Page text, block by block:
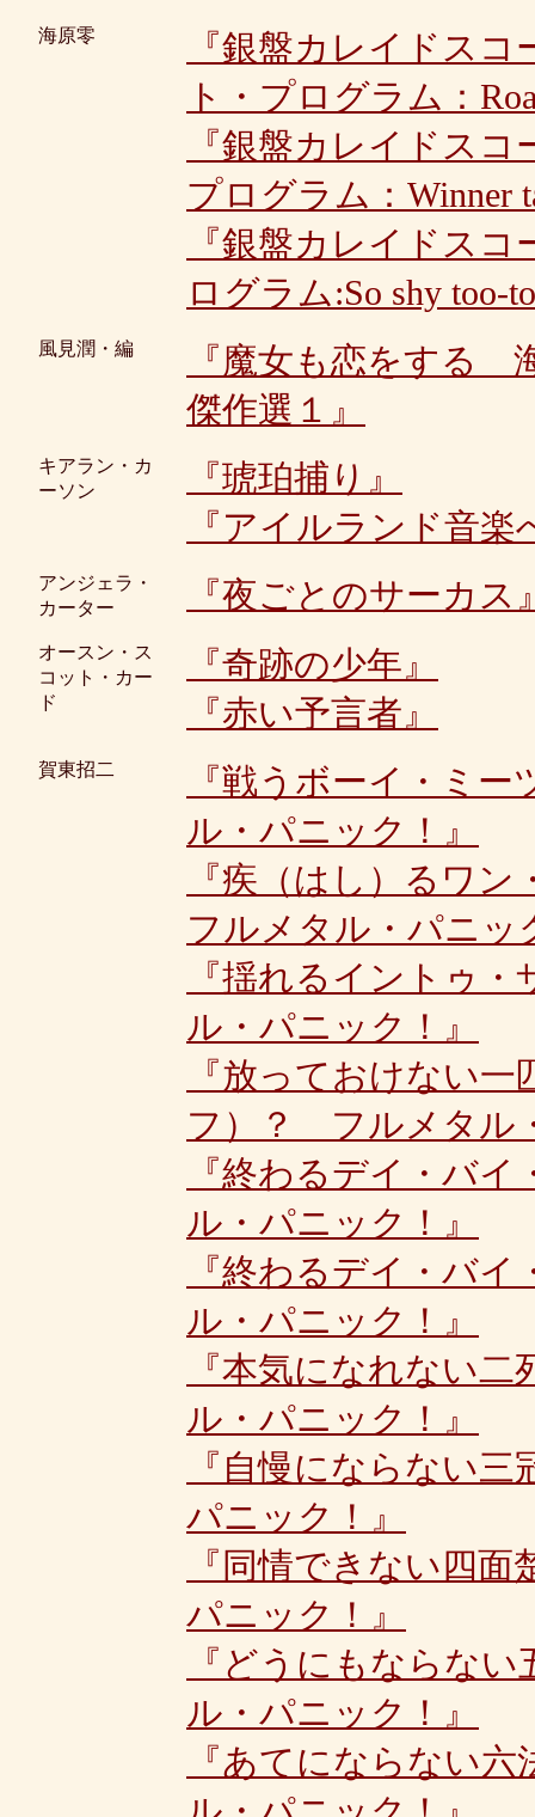
海原零
『銀盤カレイドス
ト・プログラム：
『銀盤カレイドス
プログラム：Winner
『銀盤カレイドス
ログラム:So shy too-
風見潤・編
『魔女も恋をする
傑作選１』
キアラン・カ
ーソン
『琥珀捕り』
『アイルランド音楽
アンジェラ・
カーター
『夜ごとのサーカス
オースン・ス
コット・カー
ド
『奇跡の少年』
『赤い予言者』
賀東招二
『戦うボーイ・ミ
ル・パニック！』
『疾（はし）るワ
フルメタル・パニッ
『揺れるイントゥ
ル・パニック！』
『放っておけない
フ）？ フルメタル
『終わるデイ・バ
ル・パニック！』
『終わるデイ・バ
ル・パニック！』
『本気になれない
ル・パニック！』
『自慢にならない
パニック！』
『同情できない四
パニック！』
『どうにもならな
ル・パニック！』
『あてにならない